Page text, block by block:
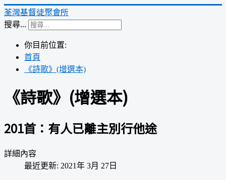
荃灣基督徒聚會所
搜尋...
你目前位置:
首頁
《詩歌》(增選本)
《詩歌》(增選本)
201首：有人已離主別行他途
詳細內容
最近更新: 2021年 3月 27日